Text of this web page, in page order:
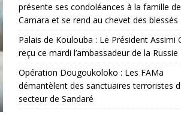
présente ses condoléances à la famille
Camara et se rend au chevet des blessés
Palais de Koulouba : Le Président Assimi
reçu ce mardi l’ambassadeur de la Russie
Opération Dougoukoloko : Les FAMa
démantèlent des sanctuaires terroristes
secteur de Sandaré